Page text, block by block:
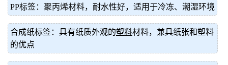
PP标签：聚丙烯材料，耐水性好，适用于冷冻、潮湿环境
合成纸标签：具有纸质外观的塑料材料，兼具纸张和塑料
的优点